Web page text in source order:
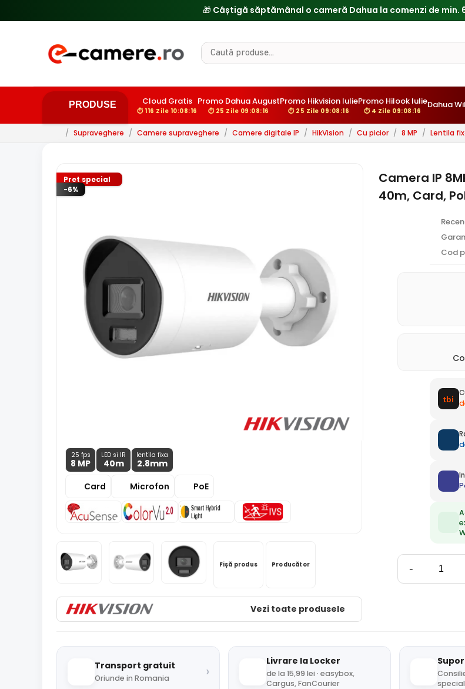
PRODUSE Cloud Gratis
⏱ 116 Zile 10:08:14
Promo Dahua August
⏱ 25 Zile 09:08:14
Promo Hikvision Iulie
⏱ 25 Zile 09:08:14
Promo Hilook Iulie
⏱ 4 Zile 09:08:14
Dahua
/ Supraveghere / Camere supraveghere / Camere digitale IP / HikVision / Cu picior / 8 MP / Lentila
Pret special
-6%
25 fps
8 MP
LED si IR
40m
lentila fixa
2.8mm
Card
Microfon PoE
Fișă produs Producător
Vezi toate produsele
Camera IP
40m, Card,
Cod
-
Transport gratuit
Oriunde in Romania ›
Livrare la Locker
de la 15,99 lei · easybox,
Cargus, FanCourier